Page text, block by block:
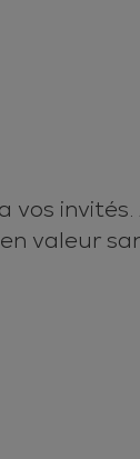
invités.
valeur